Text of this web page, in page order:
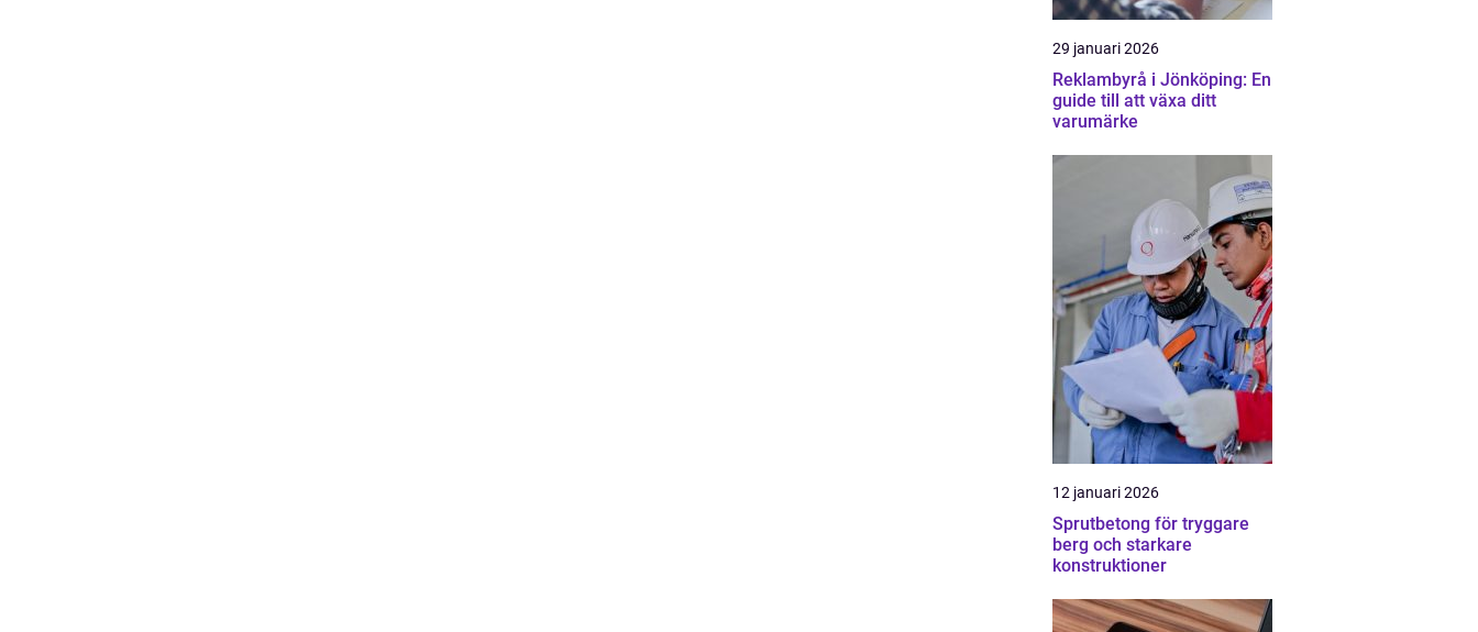
29 januari 2026
Reklambyrå i Jönköping: En
guide till att växa ditt
varumärke
12 januari 2026
Sprutbetong för tryggare
berg och starkare
konstruktioner